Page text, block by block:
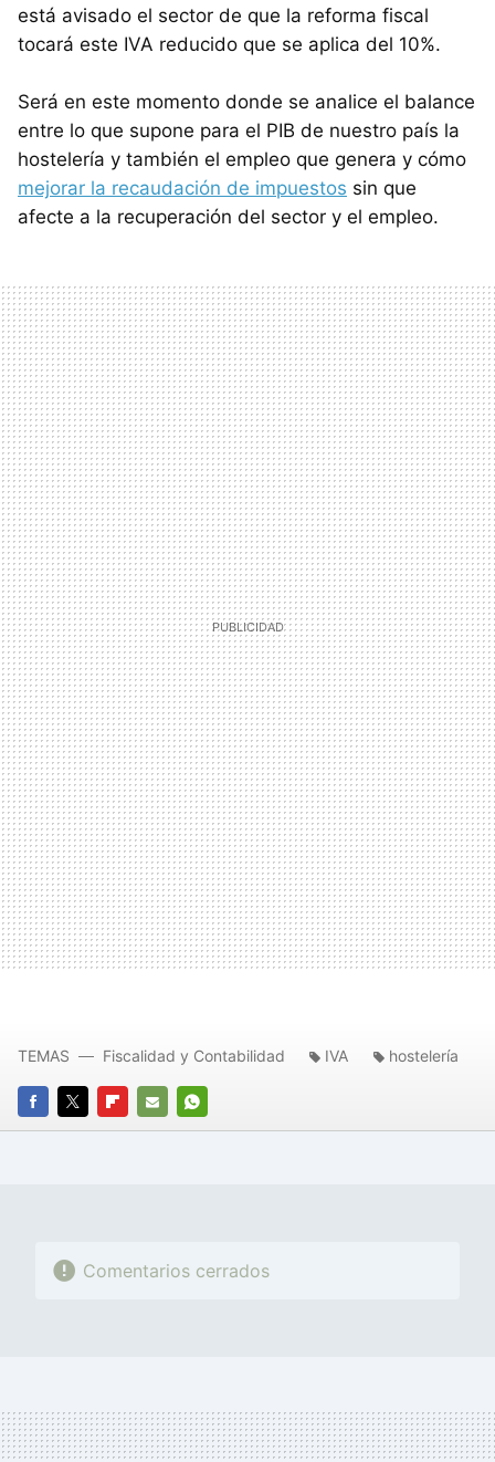
está avisado el sector de que la reforma fiscal
tocará este IVA reducido que se aplica del 10%.
Será en este momento donde se analice el balance
entre lo que supone para el PIB de nuestro país la
hostelería y también el empleo que genera y cómo
mejorar la recaudación de impuestos sin que
afecte a la recuperación del sector y el empleo.
FACEBOOK
TWITTERFLIPBOARD
E-
WHATSAPP
TEMAS Fiscalidad y Contabilidad IVA hostelería
Comentarios cerrados